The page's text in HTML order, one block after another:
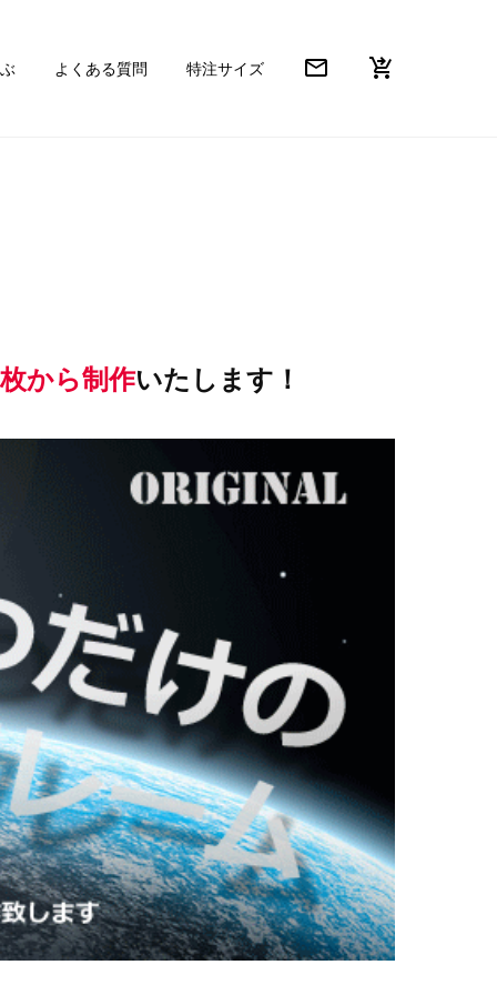
よくある質問 特注サイズ mail_outline shopping_cart_checkout
から制作いたします！